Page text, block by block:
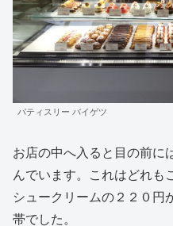
パティスリー バイゲツ
お店の中へ入ると目の前に
んでいます。これはどれも
シュークリームの２２０円
帯でした。